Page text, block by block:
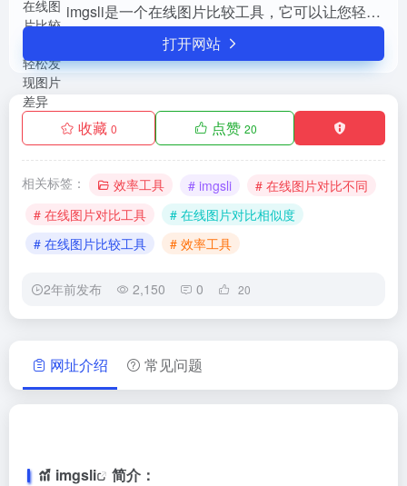
imgsli是一个在线图片比较工具，它可以让您轻松地发现图片之间的差异。您只需要上传两张或多张图片，该工具就会为您生成一个交互式的滑动条，您可以拖动它来查看图片的变化。
打开网站
收藏 0 点赞 20
相关标签： 效率工具 # imgsli
# 在线图片对比不同
# 在线图片对比工具
# 在线图片对比相似度
# 在线图片比较工具
# 效率工具
2年前发布 2,150 0 20
网址介绍 常见问题
imgsli 简介：